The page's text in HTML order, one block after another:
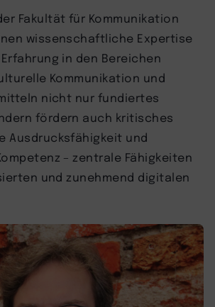
Fakultät für Kommunikation
wissenschaftliche Expertise
in den Bereichen
Kommunikation und
nicht nur fundiertes
fördern auch kritisches
Ausdrucksfähigkeit und
– zentrale Fähigkeiten
und zunehmend digitalen